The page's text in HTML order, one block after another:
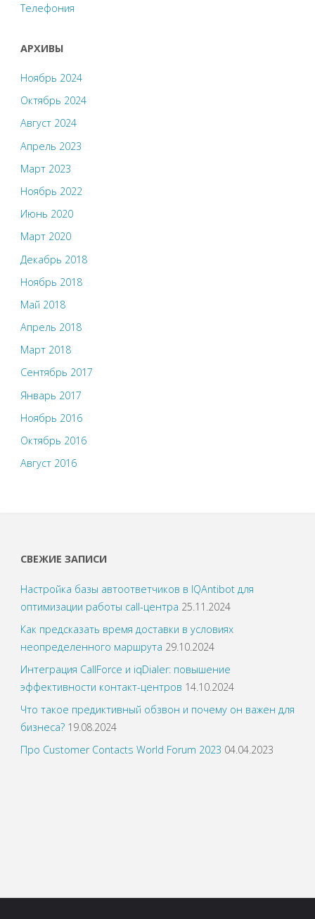
Телефония
АРХИВЫ
Ноябрь 2024
Октябрь 2024
Август 2024
Апрель 2023
Март 2023
Ноябрь 2022
Июнь 2020
Март 2020
Декабрь 2018
Ноябрь 2018
Май 2018
Апрель 2018
Март 2018
Сентябрь 2017
Январь 2017
Ноябрь 2016
Октябрь 2016
Август 2016
СВЕЖИЕ ЗАПИСИ
Настройка базы автоответчиков в IQAntibot для
оптимизации работы call-центра 25.11.2024
Как предсказать время доставки в условиях
неопределенного маршрута 29.10.2024
Интеграция CallForce и iqDialer: повышение
эффективности контакт-центров 14.10.2024
Что такое предиктивный обзвон и почему он важен для
бизнеса? 19.08.2024
Про Customer Contacts World Forum 2023 04.04.2023